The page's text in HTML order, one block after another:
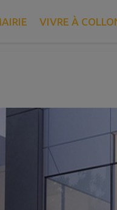
VIVRE À
Immobilier